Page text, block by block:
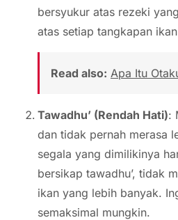
bersyukur atas rezeki
atas setiap tangkapan
Read also: Apa Itu
Tawadhu’ (Rendah Hati):
dan tidak pernah merasa
segala yang dimilikinya
bersikap tawadhu’, tidak
ikan yang lebih banyak.
semaksimal mungkin.